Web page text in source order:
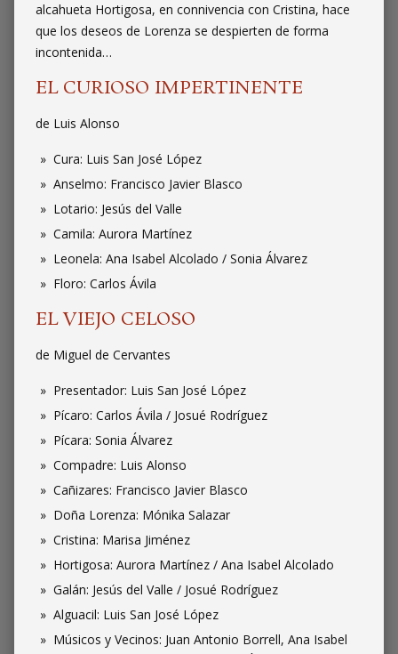
alcahueta Hortigosa, en connivencia con Cristina, hace
que los deseos de Lorenza se despierten de forma
incontenida…
EL CURIOSO IMPERTINENTE
de Luis Alonso
Cura: Luis San José López
Anselmo: Francisco Javier Blasco
Lotario: Jesús del Valle
Camila: Aurora Martínez
Leonela: Ana Isabel Alcolado / Sonia Álvarez
Floro: Carlos Ávila
EL VIEJO CELOSO
de Miguel de Cervantes
Presentador: Luis San José López
Pícaro: Carlos Ávila / Josué Rodríguez
Pícara: Sonia Álvarez
Compadre: Luis Alonso
Cañizares: Francisco Javier Blasco
Doña Lorenza: Mónika Salazar
Cristina: Marisa Jiménez
Hortigosa: Aurora Martínez / Ana Isabel Alcolado
Galán: Jesús del Valle / Josué Rodríguez
Alguacil: Luis San José López
Músicos y Vecinos: Juan Antonio Borrell, Ana Isabel